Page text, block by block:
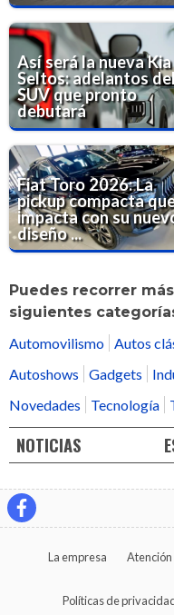
Así será la nueva Kia
Seltos: adelantos
SUV que pronto
debutará
Fiat Toro 2026: La
pickup compacta
impacta con su
diseño ...
Puedes recorrer
siguientes
Automovilismo
Autos
Autoshows
Gadgets
Novedades
Tecnología
NOTICIAS
La empresa Atención
Políticas de